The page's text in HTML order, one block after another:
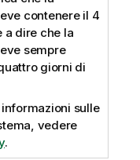
contenere il 4
a dire che la
sempre
giorni di
sulle
vedere
.